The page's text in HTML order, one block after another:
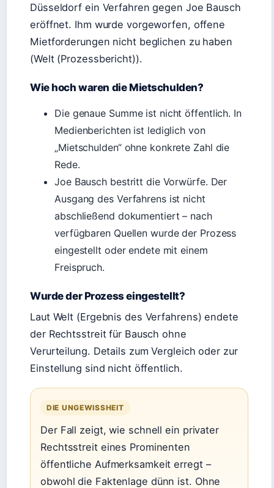
Düsseldorf ein Verfahren gegen Joe Bausch
eröffnet. Ihm wurde vorgeworfen, offene
Mietforderungen nicht beglichen zu haben
(Welt (Prozessbericht)).
Wie hoch waren die Mietschulden?
Die genaue Summe ist nicht öffentlich. In
Medienberichten ist lediglich von
„Mietschulden“ ohne konkrete Zahl die
Rede.
Joe Bausch bestritt die Vorwürfe. Der
Ausgang des Verfahrens ist nicht
abschließend dokumentiert – nach
verfügbaren Quellen wurde der Prozess
eingestellt oder endete mit einem
Freispruch.
Wurde der Prozess eingestellt?
Laut Welt (Ergebnis des Verfahrens) endete
der Rechtsstreit für Bausch ohne
Verurteilung. Details zum Vergleich oder zur
Einstellung sind nicht öffentlich.
DIE UNGEWISSHEIT
Der Fall zeigt, wie schnell ein privater
Rechtsstreit eines Prominenten
öffentliche Aufmerksamkeit erregt –
obwohl die Faktenlage dünn ist. Ohne